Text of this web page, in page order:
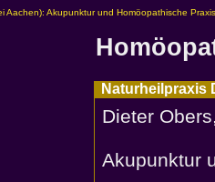
Aachen): Akupunktur und Homöopathische Praxis
Naturheilpraxis
Dieter
Akupunktur